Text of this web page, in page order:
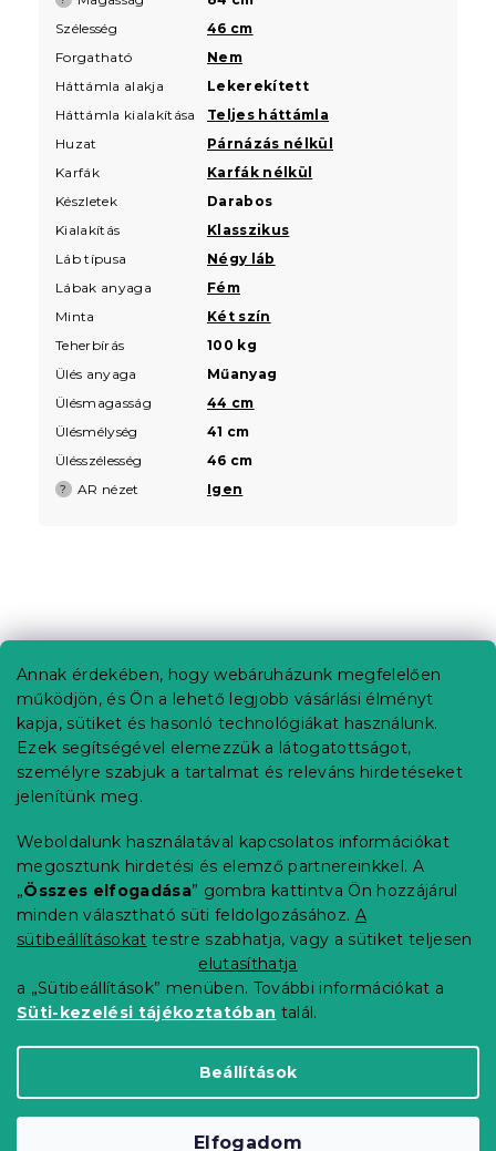
Annak érdekében, hogy webáruházunk megfelelően
működjön, és Ön a lehető legjobb vásárlási élményt
kapja, sütiket és hasonló technológiákat használunk.
Ezek segítségével elemezzük a látogatottságot,
személyre szabjuk a tartalmat és releváns hirdetéseket
jelenítünk meg.
Weboldalunk használatával kapcsolatos információkat
megosztunk hirdetési és elemző partnereinkkel. A
„Összes elfogadása” gombra kattintva Ön hozzájárul
minden választható süti feldolgozásához. A
sütibeállításokat testre szabhatja, vagy a sütiket teljesen
elutasíthatja
a „Sütibeállítások” menüben. További információkat a
Süti-kezelési tájékoztatóban talál.
Beállítások
Elfogadom
Szélesség
46 cm
Forgatható
Nem
Háttámla alakja
Lekerekített
Háttámla kialakítása
Teljes háttámla
Huzat
Párnázás nélkül
Karfák
Karfák nélkül
Készletek
Darabos
Kialakítás
Klasszikus
Láb típusa
Négy láb
Lábak anyaga
Fém
Minta
Két szín
Teherbírás
100 kg
Ülés anyaga
Műanyag
Ülésmagasság
44 cm
Ülésmélység
41 cm
Ülésszélesség
46 cm
? AR nézet Igen
á
Információ az Ön számára
Rendelés követése
Szállítási lehetőségek
Fizetési lehetőségek
Reklamáció és áruvisszaküldés
Elérhetőség
Általános szerződési feltételek
Adatvédelmi nyilatkozat
Blog
Partnereinknek
Copyright 2026Elerheto otthon. Minden jog
Süti beállítások szerkesztése